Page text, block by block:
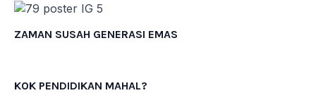
ZAMAN SUSAH GENERASI EMAS
KOK PENDIDIKAN MAHAL?